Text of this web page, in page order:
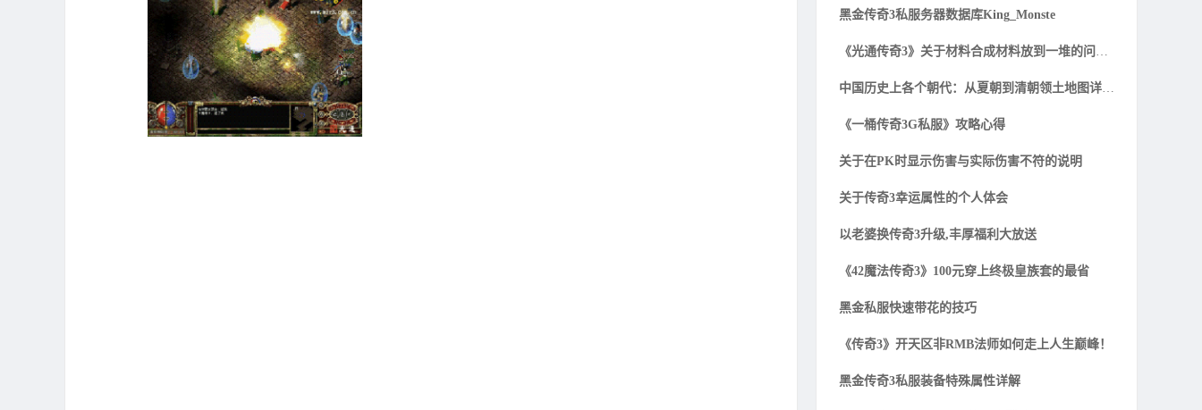
黑金传奇3私服务器数据库King_Monste
《光通传奇3》关于材料合成材料放到一堆的问题解
中国历史上各个朝代：从夏朝到清朝领土地图详细一
《一桶传奇3G私服》攻略心得
关于在PK时显示伤害与实际伤害不符的说明
关于传奇3幸运属性的个人体会
以老婆换传奇3升级,丰厚福利大放送
《42魔法传奇3》100元穿上终极皇族套的最省
黑金私服快速带花的技巧
《传奇3》开天区非RMB法师如何走上人生巅峰！
黑金传奇3私服装备特殊属性详解